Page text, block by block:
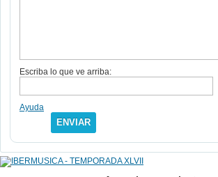
Escriba lo que ve arriba:
Ayuda
ENVIAR